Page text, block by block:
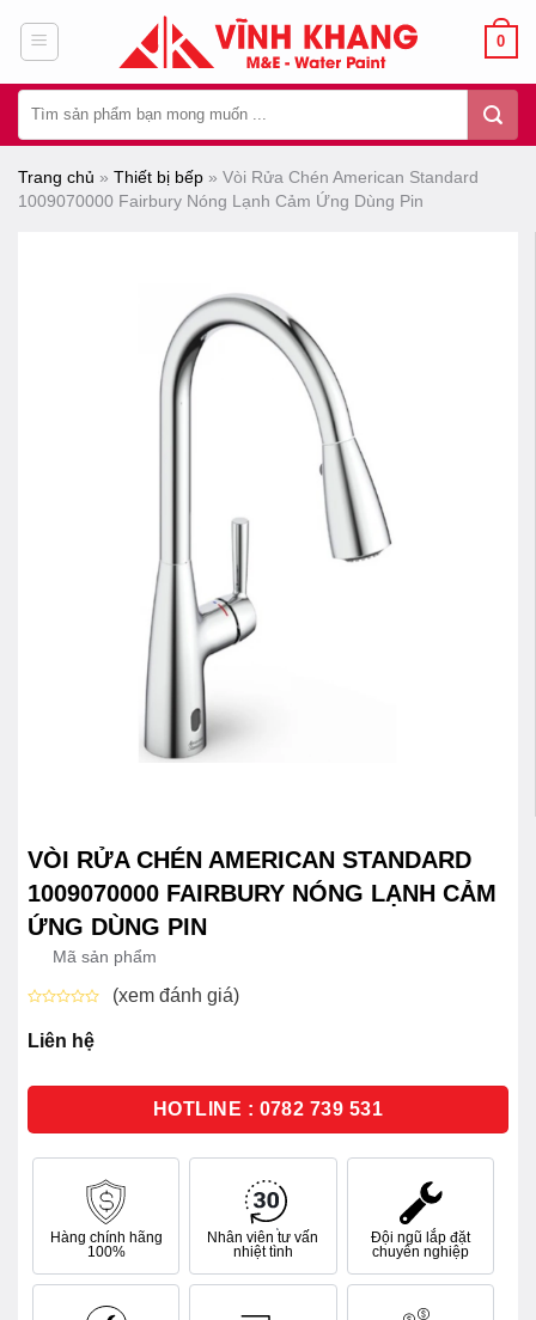
dung
0
kiếm:
Trang chủ » Thiết bị bếp » Vòi Rửa Chén American Standard
1009070000 Fairbury Nóng Lạnh Cảm Ứng Dùng Pin
VÒI RỬA CHÉN AMERICAN STANDARD
1009070000 FAIRBURY NÓNG LẠNH CẢM
ỨNG DÙNG PIN
Mã sản phẩm
xếp
hạng
sao
(xem đánh giá)
Liên hệ
HOTLINE : 0782 739 531
Hàng chính hãng
100%
Nhân viên tư vấn
nhiệt tình
Đội ngũ lắp đặt
chuyên nghiệp